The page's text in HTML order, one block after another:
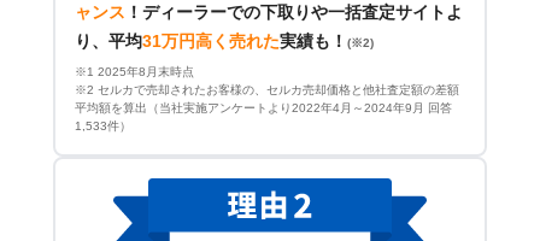
ャンス ！ ディーラーでの下取りや一括査定サイトよ
り、平均31万円高く売れた実績も！ (※2)
※1 2025年8月末時点
※2 セルカで売却されたお客様の、セルカ売却価格と他社査定額の差額
平均額を算出（当社実施アンケートより2022年4月～2024年9月 回答
1,533件）